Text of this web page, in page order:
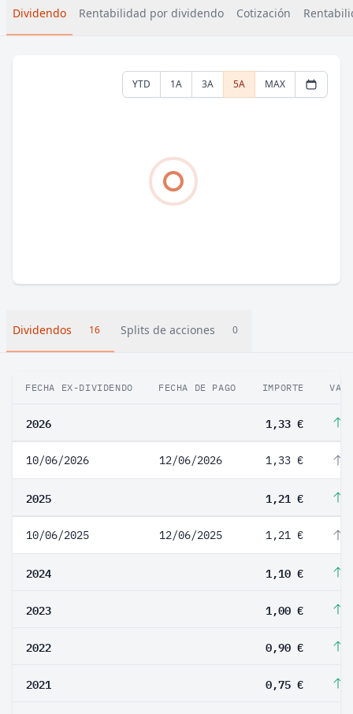
Dividendo Rentabilidad por dividendo Cotización
YTD 1A 3A 5A MAX
Dividendos 16 Splits de acciones 0
FECHA EX-DIVIDENDO FECHA DE PAGO IMPORTE
2026 1,33 €
10/06/2026 12/06/2026 1,33 €
2025 1,21 €
10/06/2025 12/06/2025 1,21 €
2024 1,10 €
2023 1,00 €
2022 0,90 €
2021 0,75 €